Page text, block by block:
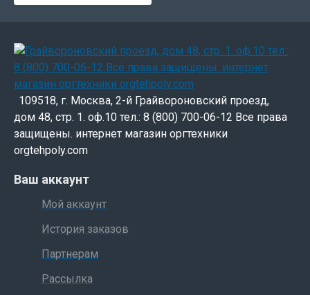
109518, г. Москва, 2-й Грайвороновский проезд,
дом 48, стр. 1. оф.10 тел.: 8 (800) 700-06-12 Все права
защищены. интернет магазин оргтехники
orgtehpoly.com
Ваш аккаунт
Мой аккаунт
История заказов
Партнерам
Рассылка